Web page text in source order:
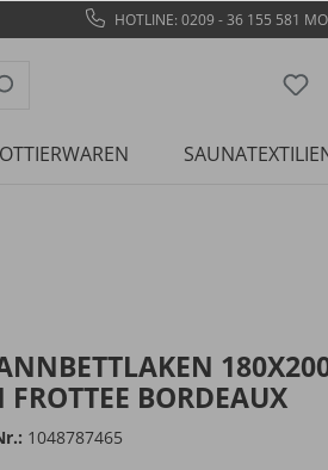
HOTLINE: 0209 - 36 155 581
FROTTEE BORDEAUX
1048787465